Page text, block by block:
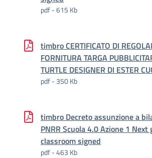
pdf - 615 Kb
timbro CERTIFICATO DI
FORNITURA TARGA
TURTLE DESIGNER DI ESTER
pdf - 350 Kb
timbro Decreto assunzione a
PNRR Scuola 4.0 Azione 1 Next
classroom signed
pdf - 463 Kb